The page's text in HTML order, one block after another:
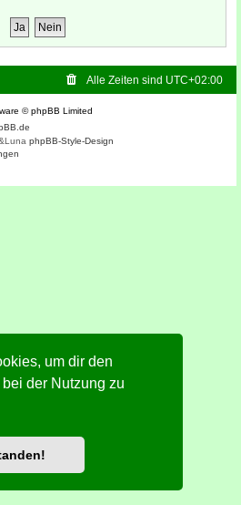
um dir den
der Nutzung zu
Alle Zeiten sind UTC+02:00
© phpBB Limited
phpBB-Style-Design